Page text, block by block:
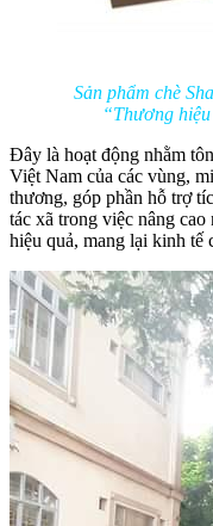
Sản phẩm chè
“Thương
Đây là hoạt động nhằm
Việt Nam của các vùng,
thương, góp phần hỗ trợ
tác xã trong việc nâng
hiệu quả, mang lại kinh tế